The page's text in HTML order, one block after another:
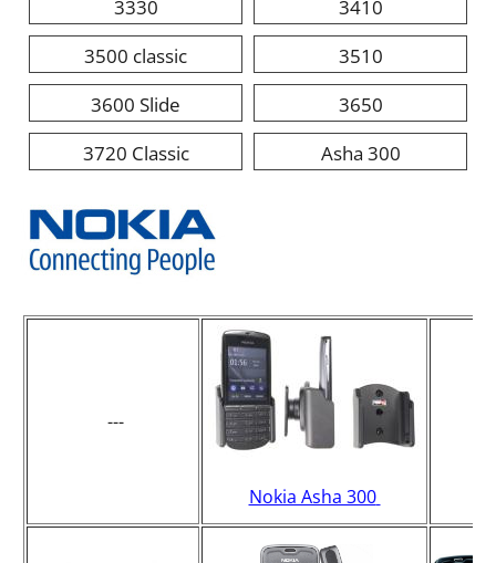
3330
3410
3500 classic
3510
3600 Slide
3650
3720 Classic
Asha 300
---
Nokia Asha 300